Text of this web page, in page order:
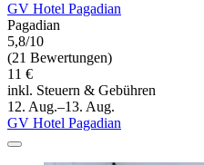
GV Hotel Pagadian
Pagadian
5,8/10
(21 Bewertungen)
11 €
inkl. Steuern & Gebühren
12. Aug.–13. Aug.
GV Hotel Pagadian